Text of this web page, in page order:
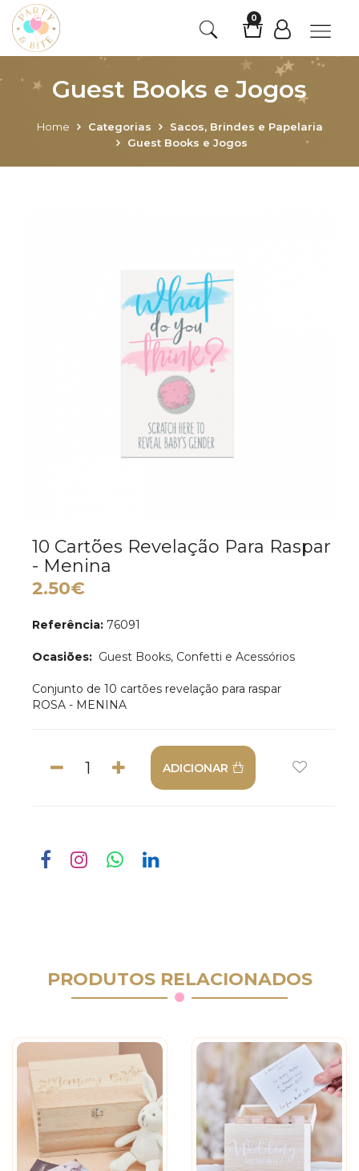
0
Guest Books e Jogos
Home Categorias
Sacos, Brindes e Papelaria
Guest Books e Jogos
10 Cartões Revelação Para Raspar
- Menina
2.50€
Referência: 76091
Ocasiões: Guest Books, Confetti e Acessórios
Conjunto de 10 cartões revelação para raspar
ROSA - MENINA
ADICIONAR
PRODUTOS RELACIONADOS